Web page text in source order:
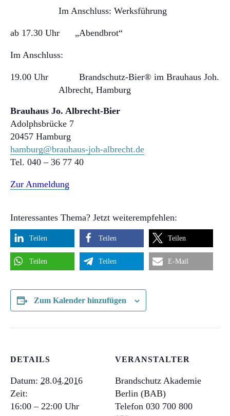
Im Anschluss: Werksführung
ab 17.30 Uhr „Abendbrot“
Im Anschluss:
19.00 Uhr Brandschutz-Bier® im Brauhaus Joh.
Albrecht, Hamburg
Brauhaus Jo. Albrecht-Bier
Adolphsbrücke 7
20457 Hamburg
hamburg@brauhaus-joh-albrecht.de
Tel. 040 – 36 77 40
Zur Anmeldung
Interessantes Thema? Jetzt weiterempfehlen:
Teilen Teilen Teilen
Teilen Teilen E-Mail
Zum Kalender hinzufügen
DETAILS
Datum: 28.04.2016
Zeit:
16:00 – 22:00
VERANSTALTER
Brandschutz Akademie
Berlin (BAB)
Telefon 030 700 800